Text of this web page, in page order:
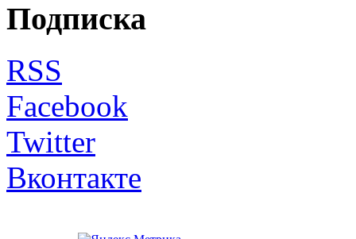
Подписка
RSS
Facebook
Twitter
Вконтакте